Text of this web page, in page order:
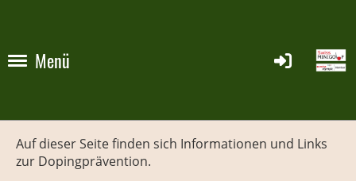
Menü
Auf dieser Seite finden sich Informationen und Links
zur Dopingprävention.